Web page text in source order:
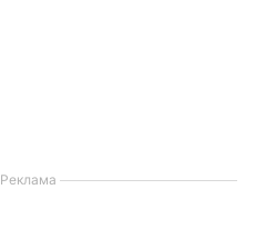
Реклама